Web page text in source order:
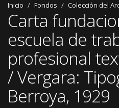
Inicio Fondos Colección del
Carta
escuela de
profesional
/ Vergara:
Berroya, 1929